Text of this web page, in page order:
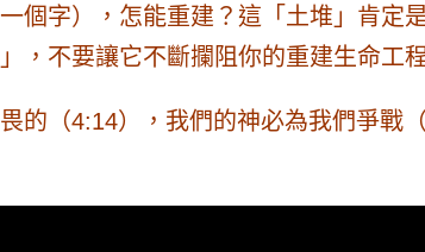
個字），怎能重建？這「土堆」肯定
，不要讓它不斷攔阻你的重建生命工
的（4:14），我們的神必為我們爭戰